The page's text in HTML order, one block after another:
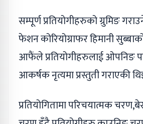
सम्पूर्ण प्रतियोगीहरुको ग्रुमिङ
फेशन कोरियोग्राफर हिमानी
आफैंले प्रतियोगीहरुलाई ओपनिङ
आकर्षक नृत्यमा प्रस्तुती गराएकी
प्रतियोगितामा परिचयात्मक